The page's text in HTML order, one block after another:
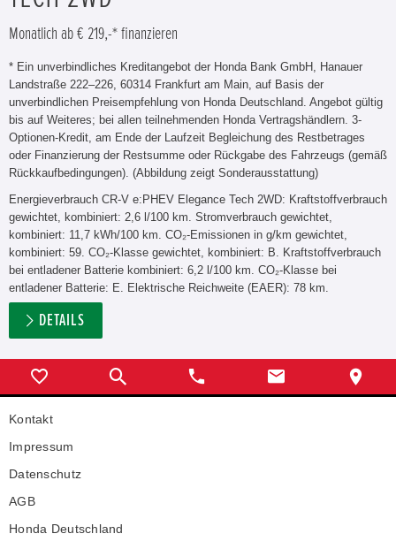
Monatlich ab € 219,-* finanzieren
* Ein unverbindliches Kreditangebot der Honda Bank GmbH, Hanauer
Landstraße 222–226, 60314 Frankfurt am Main, auf Basis der
unverbindlichen Preisempfehlung von Honda Deutschland. Angebot gültig
bis auf Weiteres; bei allen teilnehmenden Honda Vertragshändlern. 3-
Optionen-Kredit, am Ende der Laufzeit Begleichung des Restbetrages
oder Finanzierung der Restsumme oder Rückgabe des Fahrzeugs (gemäß
Rückkaufbedingungen). (Abbildung zeigt Sonderausstattung)
Energieverbrauch CR-V e:PHEV Elegance Tech 2WD: Kraftstoffverbrauch
gewichtet, kombiniert: 2,6 l/100 km. Stromverbrauch gewichtet,
kombiniert: 11,7 kWh/100 km. CO₂-Emissionen in g/km gewichtet,
kombiniert: 59. CO₂-Klasse gewichtet, kombiniert: B. Kraftstoffverbrauch
bei entladener Batterie kombiniert: 6,2 l/100 km. CO₂-Klasse bei
entladener Batterie: E. Elektrische Reichweite (EAER): 78 km.
DETAILS
Kontakt
Impressum
Datenschutz
AGB
Honda Deutschland